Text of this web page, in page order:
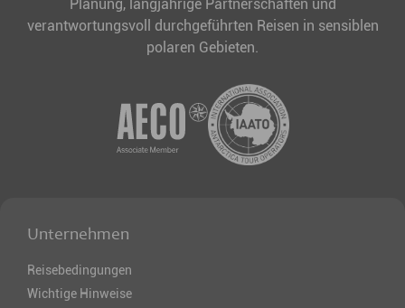
Planung, langjährige Partnerschaften und
verantwortungsvoll durchgeführten Reisen in sensiblen
polaren Gebieten.
Unternehmen
Reisebedingungen
Wichtige Hinweise